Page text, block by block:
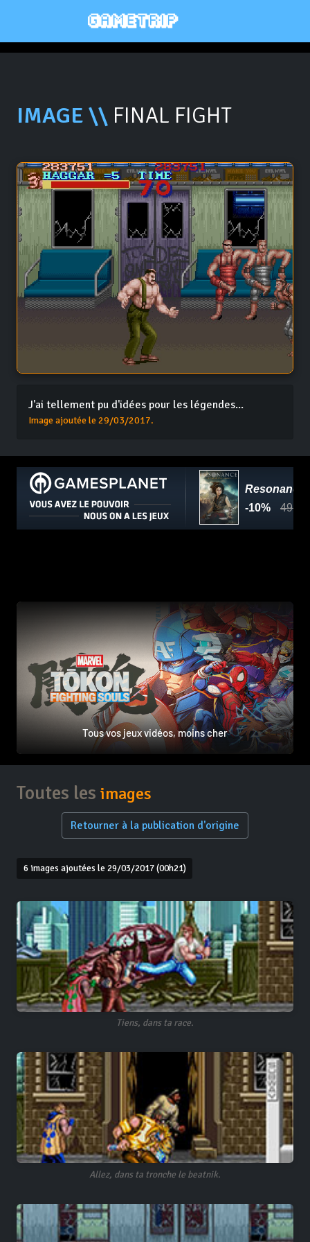
IMAGE \\ FINAL FIGHT
J'ai tellement pu d'idées pour les légendes...
Image ajoutée le 29/03/2017.
Tous vos jeux vidéos, moins cher
Toutes les images
Retourner à la publication d'origine
6 images ajoutées le 29/03/2017 (00h21)
Tiens, dans ta race.
Allez, dans ta tronche le beatnik.